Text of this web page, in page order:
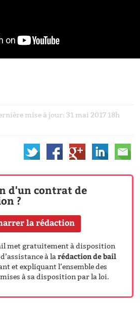
mise à jour: 31 mai 2017 18h
d'un contrat de
?
la rédaction
met gratuitement à disposition
à larédaction de bail
et expliquant l’ensemble des
à sa disposition par la loi.